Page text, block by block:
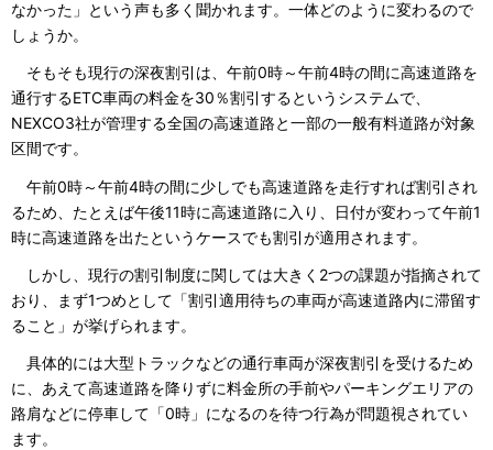
なかった」という声も多く聞かれます。一体どのように変わるので
しょうか。
そもそも現行の深夜割引は、午前0時～午前4時の間に高速道路を
通行するETC車両の料金を30％割引するというシステムで、
NEXCO3社が管理する全国の高速道路と一部の一般有料道路が対象
区間です。
午前0時～午前4時の間に少しでも高速道路を走行すれば割引され
るため、たとえば午後11時に高速道路に入り、日付が変わって午前1
時に高速道路を出たというケースでも割引が適用されます。
しかし、現行の割引制度に関しては大きく2つの課題が指摘されて
おり、まず1つめとして「割引適用待ちの車両が高速道路内に滞留す
ること」が挙げられます。
具体的には大型トラックなどの通行車両が深夜割引を受けるため
に、あえて高速道路を降りずに料金所の手前やパーキングエリアの
路肩などに停車して「0時」になるのを待つ行為が問題視されてい
ます。